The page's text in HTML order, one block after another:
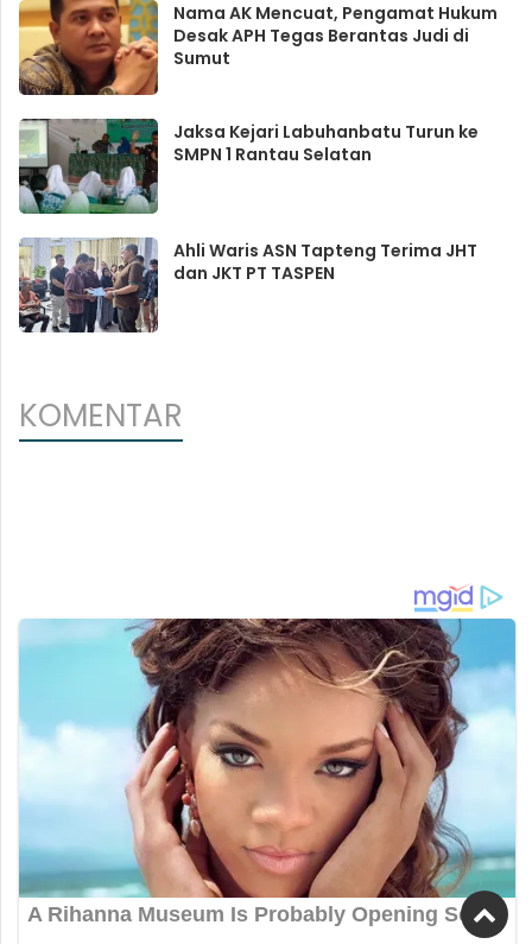
Nama AK Mencuat, Pengamat Hukum
Desak APH Tegas Berantas Judi di
Sumut
Jaksa Kejari Labuhanbatu Turun ke
SMPN 1 Rantau Selatan
Ahli Waris ASN Tapteng Terima JHT
dan JKT PT TASPEN
KOMENTAR